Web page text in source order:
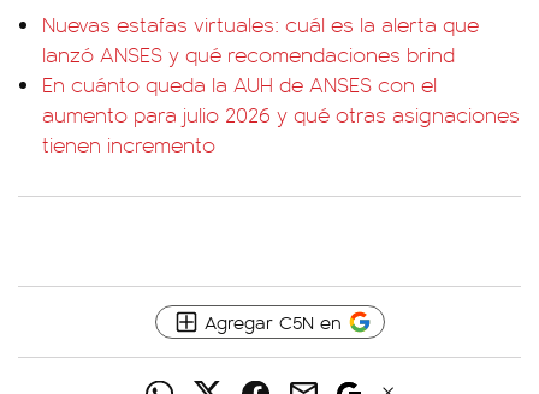
Nuevas estafas virtuales: cuál es la alerta que
lanzó ANSES y qué recomendaciones brind
En cuánto queda la AUH de ANSES con el
aumento para julio 2026 y qué otras asignaciones
tienen incremento
Agregar C5N en